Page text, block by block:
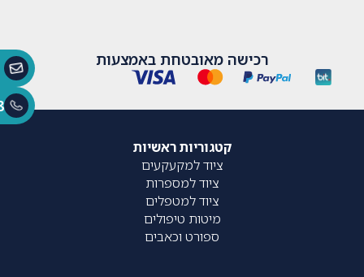
רכישה מאובטחת באמצעות
קטגוריות ראשיות
ציוד למקעקעים
ציוד למספרות
ציוד למטפלים
מיטות טיפולים
ספורט וכאבים